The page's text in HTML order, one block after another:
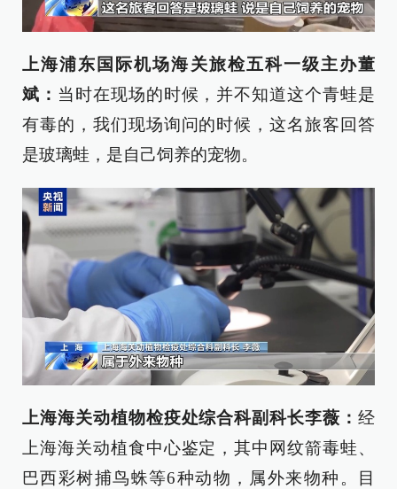
上海浦东国际机场海关旅检五科一级主办董
斌： 当时在现场的时候，并不知道这个青蛙是
有毒的，我们现场询问的时候，这名旅客回答
是玻璃蛙，是自己饲养的宠物。
上海海关动植物检疫处综合科副科长李薇： 经
上海海关动植食中心鉴定，其中网纹箭毒蛙、
巴西彩树捕鸟蛛等6种动物，属外来物种。目